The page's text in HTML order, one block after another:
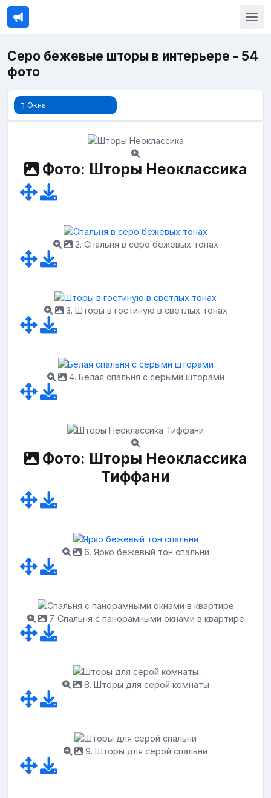
Серо бежевые шторы в интерьере - 54
фото
Окна
Фото: Шторы Неоклассика
2. Спальня в серо бежевых тонах
3. Шторы в гостиную в светлых тонах
4. Белая спальня с серыми шторами
Фото: Шторы Неоклассика
Тиффани
6. Ярко бежевый тон спальни
7. Спальня с панорамными окнами в квартире
8. Шторы для серой комнаты
9. Шторы для серой спальни